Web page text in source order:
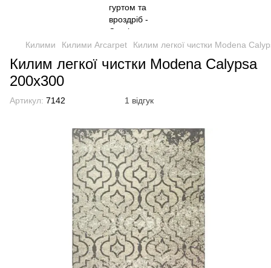
Килими Килими Arcarpet Килим легкої чистки Modena
Килим легкої чистки Modena Calypsa
200x300
Артикул: 7142 1 відгук